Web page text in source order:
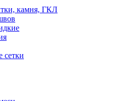
камня, ГКЛ
сетки